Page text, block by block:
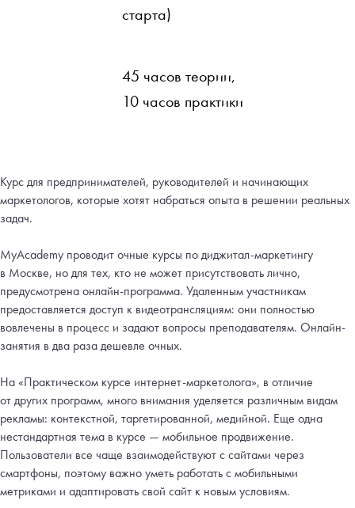
старта)
45 часов теории,
10 часов практики
Курс для предпринимателей, руководителей и начинающих
маркетологов, которые хотят набраться опыта в решении реальных
задач.
MyAcademy проводит очные курсы по диджитал-маркетингу
в Москве, но для тех, кто не может присутствовать лично,
предусмотрена онлайн-программа. Удаленным участникам
предоставляется доступ к видеотрансляциям: они полностью
вовлечены в процесс и задают вопросы преподавателям. Онлайн-
занятия в два раза дешевле очных.
На «Практическом курсе интернет-маркетолога», в отличие
от других программ, много внимания уделяется различным видам
рекламы: контекстной, таргетированной, медийной. Еще одна
нестандартная тема в курсе — мобильное продвижение.
Пользователи все чаще взаимодействуют с сайтами через
смартфоны, поэтому важно уметь работать с мобильными
метриками и адаптировать свой сайт к новым условиям.